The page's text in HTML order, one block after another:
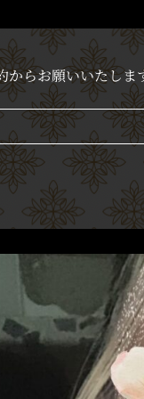
らお願いいたしま